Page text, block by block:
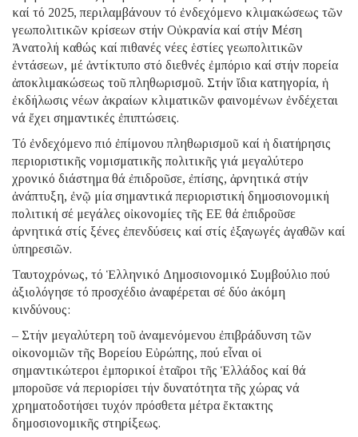
καί τό 2025, περιλαμβάνουν τό ἐνδεχόμενο κλιμακώσεως τῶν
γεωπολιτικῶν κρίσεων στήν Οὐκρανία καί στήν Μέση
Ἀνατολή καθώς καί πιθανές νέες ἑστίες γεωπολιτικῶν
ἐντάσεων, μέ ἀντίκτυπο στό διεθνές ἐμπόριο καί στήν πορεία
ἀποκλιμακώσεως τοῦ πληθωρισμοῦ. Στήν ἴδια κατηγορία, ἡ
ἐκδήλωσις νέων ἀκραίων κλιματικῶν φαινομένων ἐνδέχεται
νά ἔχει σημαντικές ἐπιπτώσεις.
Τό ἐνδεχόμενο πιό ἐπίμονου πληθωρισμοῦ καί ἡ διατήρησις
περιοριστικῆς νομισματικῆς πολιτικῆς γιά μεγαλύτερο
χρονικό διάστημα θά ἐπιδροῦσε, ἐπίσης, ἀρνητικά στήν
ἀνάπτυξη, ἐνῷ μία σημαντικά περιοριστική δημοσιονομική
πολιτική σέ μεγάλες οἰκονομίες τῆς ΕΕ θά ἐπιδροῦσε
ἀρνητικά στίς ξένες ἐπενδύσεις καί στίς ἐξαγωγές ἀγαθῶν καί
ὑπηρεσιῶν.
Ταυτοχρόνως, τό Ἑλληνικό Δημοσιονομικό Συμβούλιο πού
ἀξιολόγησε τό προσχέδιο ἀναφέρεται σέ δύο ἀκόμη
κινδύνους:
– Στήν μεγαλύτερη τοῦ ἀναμενόμενου ἐπιβράδυνση τῶν
οἰκονομιῶν τῆς Βορείου Εὐρώπης, πού εἶναι οἱ
σημαντικώτεροι ἐμπορικοί ἑταῖροι τῆς Ἑλλάδος καί θά
μποροῦσε νά περιορίσει τήν δυνατότητα τῆς χώρας νά
χρηματοδοτήσει τυχόν πρόσθετα μέτρα ἔκτακτης
δημοσιονομικῆς στηρίξεως.